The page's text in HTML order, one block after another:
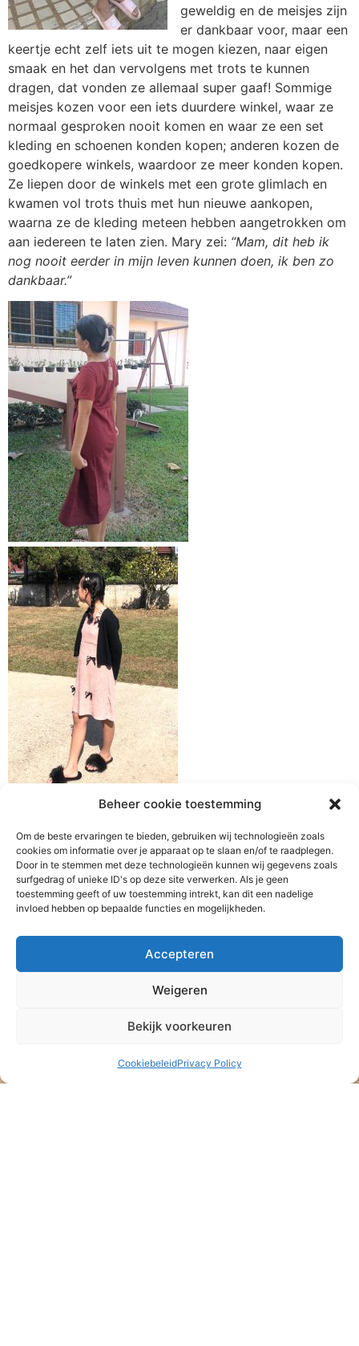
Beheer cookie toestemming
Om de beste ervaringen te bieden, gebruiken wij technologieën zoals
cookies om informatie over je apparaat op te slaan en/of te raadplegen.
Door in te stemmen met deze technologieën kunnen wij gegevens zoals
surfgedrag of unieke ID's op deze site verwerken. Als je geen
toestemming geeft of uw toestemming intrekt, kan dit een nadelige
invloed hebben op bepaalde functies en mogelijkheden.
Accepteren
Weigeren
Bekijk voorkeuren
CookiebeleidPrivacy Policy
geweldig en de meisjes zijn
er dankbaar voor, maar een
keertje echt zelf iets uit te mogen kiezen, naar eigen
smaak en het dan vervolgens met trots te kunnen
dragen, dat vonden ze allemaal super gaaf! Sommige
meisjes kozen voor een iets duurdere winkel, waar ze
normaal gesproken nooit komen en waar ze een set
kleding en schoenen konden kopen; anderen kozen de
goedkopere winkels, waardoor ze meer konden kopen.
Ze liepen door de winkels met een grote glimlach en
kwamen vol trots thuis met hun nieuwe aankopen,
waarna ze de kleding meteen hebben aangetrokken om
aan iedereen te laten zien. Mary zei: “Mam, dit heb ik
nog nooit eerder in mijn leven kunnen doen, ik ben zo
dankbaar.”